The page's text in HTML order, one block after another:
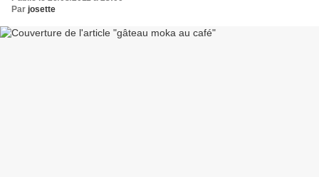
Par josette